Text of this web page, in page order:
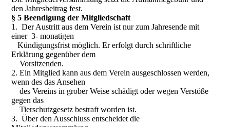
den Jahresbeitrag fest.
§ 5 Beendigung der Mitgliedschaft
1. Der Austritt aus dem Verein ist nur zum Jahresende mit
einer 3- monatigen
Kündigungsfrist möglich. Er erfolgt durch schriftliche
Erklärung gegenüber dem
Vorsitzenden.
2. Ein Mitglied kann aus dem Verein ausgeschlossen werden,
wenn des das Ansehen
des Vereins in grober Weise schädigt oder wegen Verstöße
gegen das
Tierschutzgesetz bestraft worden ist.
3. Über den Ausschluss entscheidet die